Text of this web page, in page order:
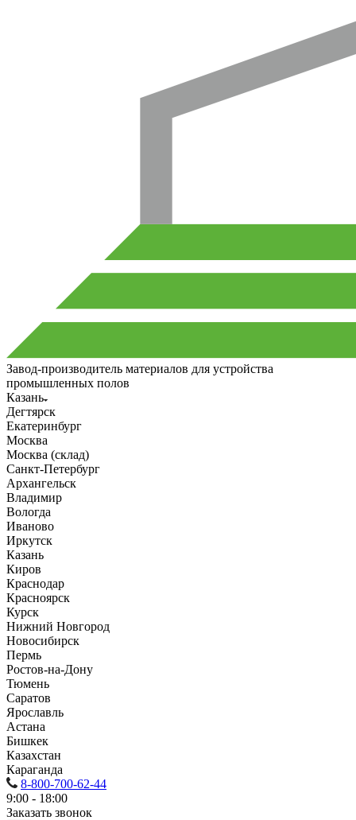
Завод-производитель материалов для устройства
промышленных полов
Казань
Дегтярск
Екатеринбург
Москва
Москва (склад)
Санкт-Петербург
Архангельск
Владимир
Вологда
Иваново
Иркутск
Казань
Киров
Краснодар
Красноярск
Курск
Нижний Новгород
Новосибирск
Пермь
Ростов-на-Дону
Тюмень
Саратов
Ярославль
Астана
Бишкек
Казахстан
Караганда
8-800-700-62-44
9:00 - 18:00
Заказать звонок